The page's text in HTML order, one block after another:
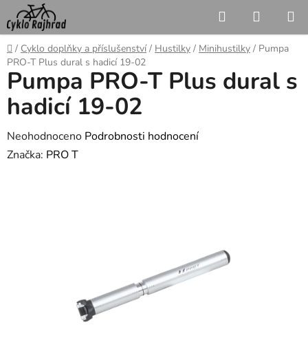
Přejít
na
obsah
Hledat
KOŠÍK
Domů
/ Cyklo doplňky a příslušenství / Hustilky / Minihustilky / Pumpa
PRO-T Plus dural s hadicí 19-02
Pumpa PRO-T Plus dural s
hadicí 19-02
Průměrné
hodnocení
Neohodnoceno Podrobnosti hodnocení
Značka: PRO T